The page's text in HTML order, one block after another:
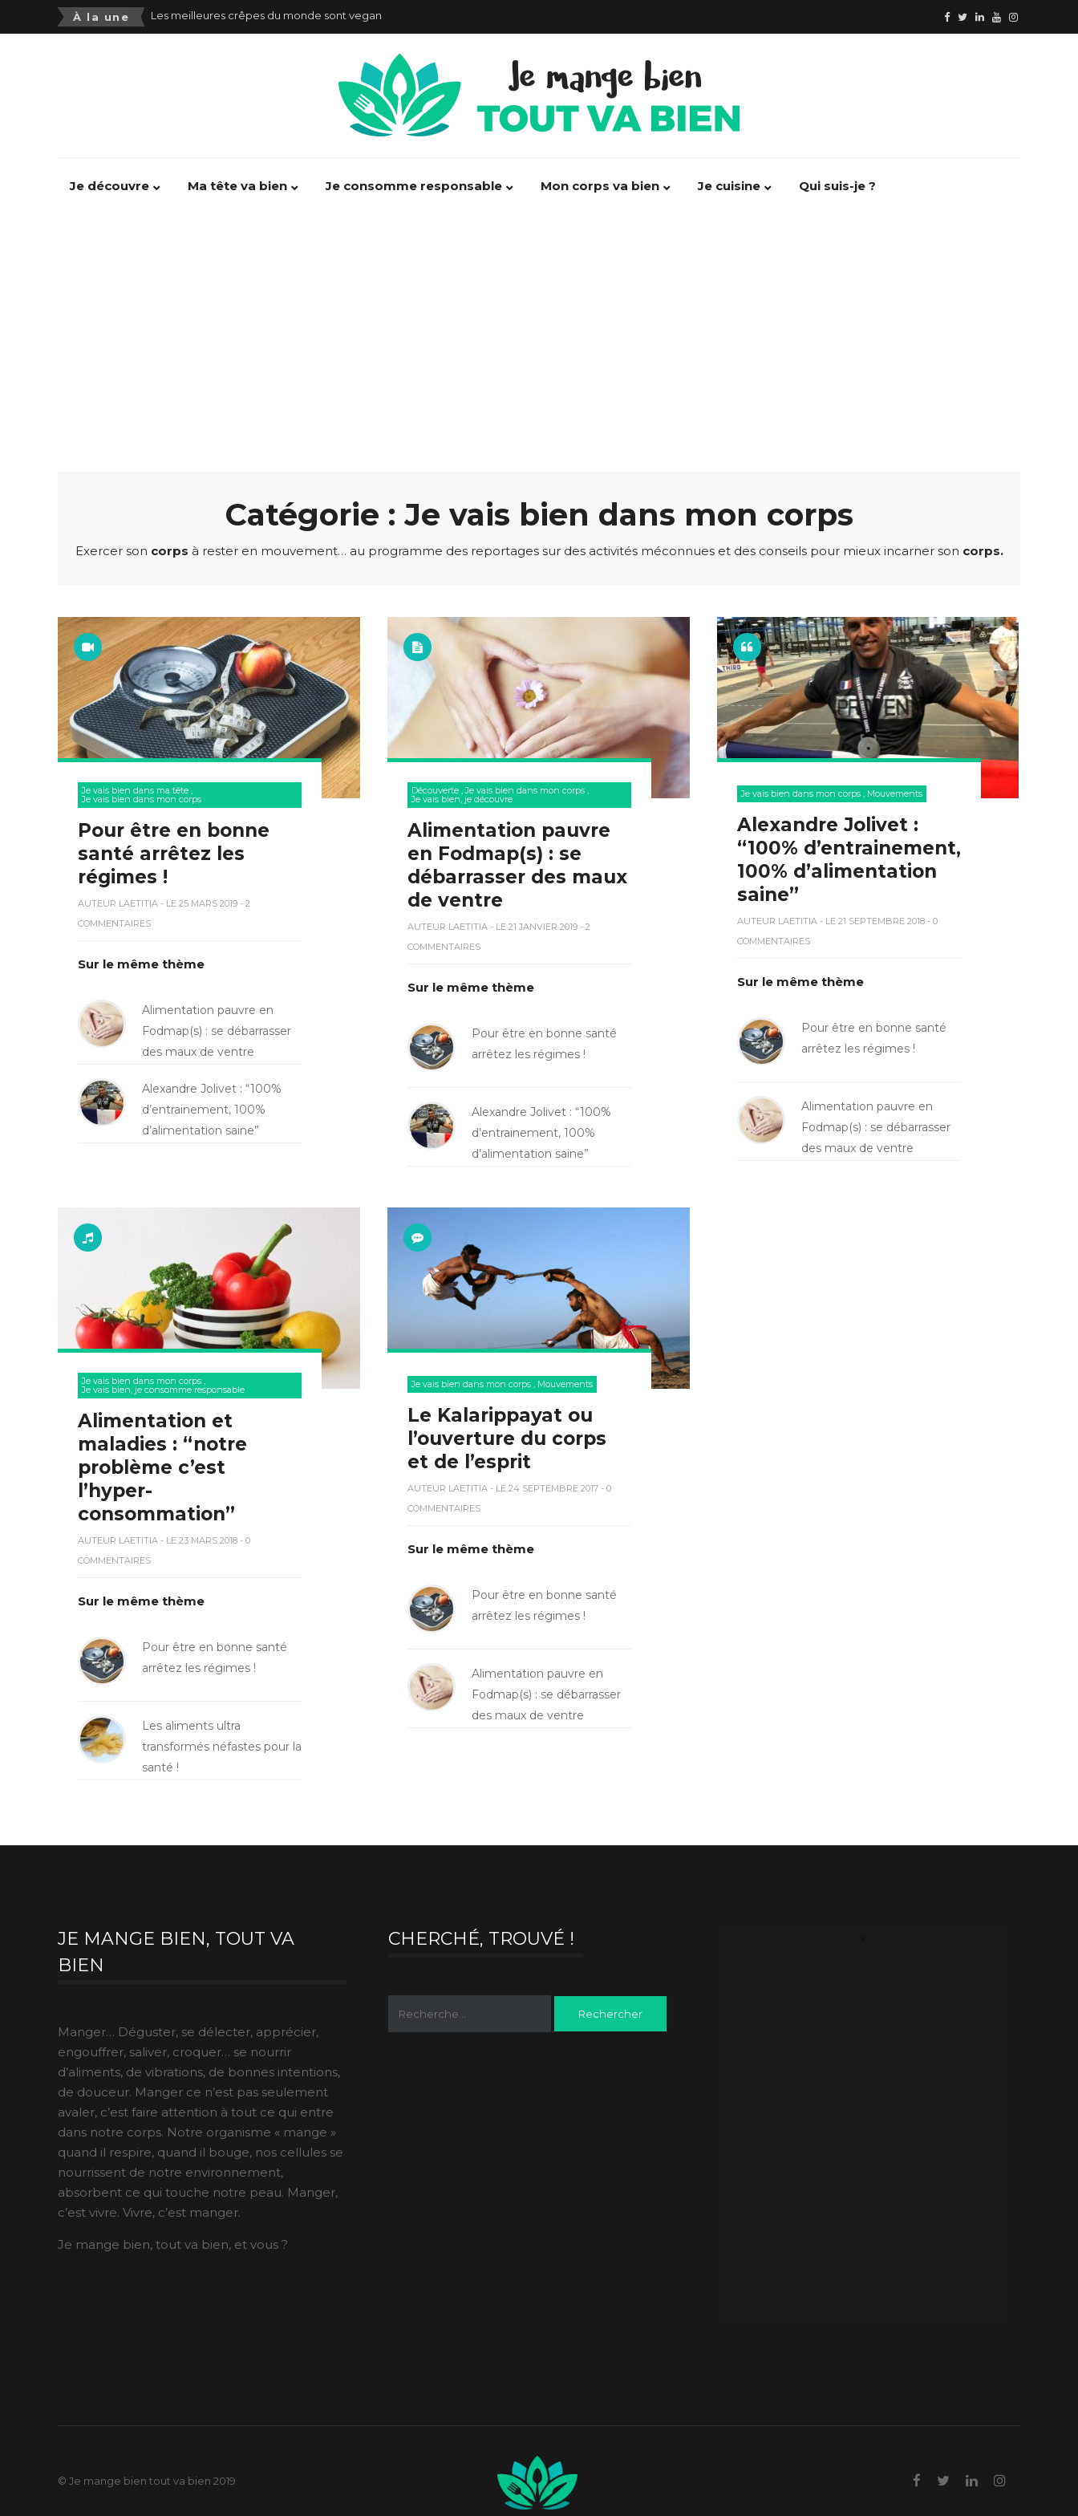
À la une Les meilleures crêpes du monde sont vegan
Consommer trop d’aliments ultra-transformés augmente les risques de cancer !
Alimentation pauvre en Fodmap(s) : se débarrasser des maux de ventre
Je découvre Ma tête va bien Je consomme responsable Mon corps va bien Je cuisine Qui suis-je ?
Catégorie : Je vais bien dans mon corps
Exercer son corps à rester en mouvement… au programme des reportages sur des activités méconnues et des conseils pour mieux incarner son corps.
Je vais bien dans ma tête ,
Je vais bien dans mon corps
Pour être en bonne
santé arrêtez les
régimes !
AUTEUR LAETITIA - LE 25 MARS 2019 - 2
COMMENTAIRES
Sur le même thème
Alimentation pauvre en
Fodmap(s) : se débarrasser
des maux de ventre
Alexandre Jolivet : “100%
d’entrainement, 100%
d’alimentation saine”
Découverte,Je vais bien dans mon corps,
Je vais bien, je découvre
Alimentation pauvre
en Fodmap(s) : se
débarrasser des maux
de ventre
AUTEUR LAETITIA- LE 21 JANVIER 2019 - 2
COMMENTAIRES
Sur le même thème
Pour être en bonne santé
arrêtez les régimes !
Alexandre Jolivet : “100%
d’entrainement, 100%
d’alimentation saine”
Je vais bien dans mon corps, Mouvements
Alexandre Jolivet :
“100% d’entrainement,
100% d’alimentation
saine”
AUTEUR LAETITIA- LE 21 SEPTEMBRE 2018 - 0
COMMENTAIRES
Sur le même thème
Pour être en bonne santé
arrêtez les régimes !
Alimentation pauvre en
Fodmap(s) : se débarrasser
des maux de ventre
Je vais bien dans mon corps
Je vais bien, je consomme responsable
Alimentation et
maladies : “notre
problème c’est
l’hyper-
consommation”
AUTEUR LAETITIA - LE 23 MARS 2018 - 0
COMMENTAIRES
Sur le même thème
Pour être en bonne santé
arrêtez les régimes !
Les aliments ultra
transformés néfastes pour la
santé !
Je vais bien dans mon corps, Mouvements
Le Kalarippayat ou
l’ouverture du corps
et de l’esprit
AUTEUR LAETITIA - LE 24 SEPTEMBRE 2017 - 0
COMMENTAIRES
Sur le même thème
Pour être en bonne santé
arrêtez les régimes !
Alimentation pauvre en
Fodmap(s) : se débarrasser
des maux de ventre
JE MANGE BIEN, TOUT VA
BIEN
Manger… Déguster, se délecter, apprécier,
engouffrer, saliver, croquer… se nourrir
d’aliments, de vibrations, de bonnes intentions,
de douceur. Manger ce n’est pas seulement
avaler, c’est faire attention à tout ce qui entre
dans notre corps. Notre organisme « mange »
quand il respire, quand il bouge, nos cellules se
nourrissent de notre environnement,
absorbent ce qui touche notre peau. Manger,
c’est vivre. Vivre, c’est manger.
Je mange bien, tout va bien, et vous ?
CHERCHÉ, TROUVÉ !
© Je mange bien tout va bien 2019